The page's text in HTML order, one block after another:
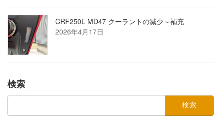
CRF250L MD47 クーラントの減少～補充
2026年4月17日
検索